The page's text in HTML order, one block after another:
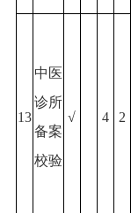
13
中医
诊所
备案
校验
√ 4 2